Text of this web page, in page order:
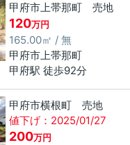
甲府市上帯那町 売地
120万円
165.00㎡ / 無
甲府市上帯那町
甲府駅 徒歩92分
甲府市横根町 売地
値下げ：2025/01/27
200万円